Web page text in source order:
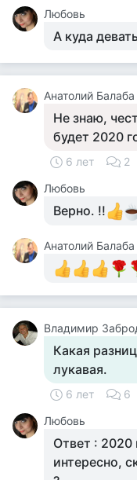
Любовь
А куда
Анатолий Балаба
Не знаю,
будет 2020
6 лет 2
Любовь
Верно. !!
Анатолий Балаба
Владимир
Какая
лукавая.
6 лет 6
Любовь
Ответ : 2020
интересно,